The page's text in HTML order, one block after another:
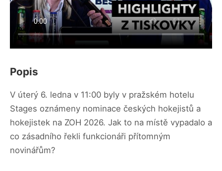
Popis
V úterý 6. ledna v 11:00 byly v pražském hotelu
Stages oznámeny nominace českých hokejistů a
hokejistek na ZOH 2026. Jak to na místě vypadalo a
co zásadního řekli funkcionáři přítomným
novinářům?